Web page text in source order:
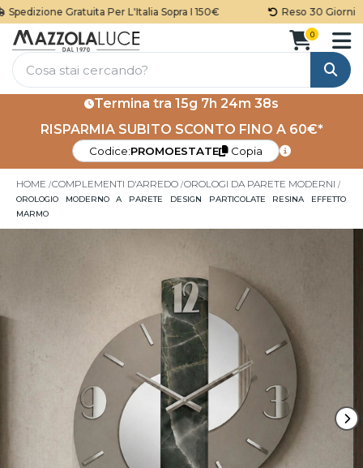
Gratuita Per L'Italia Sopra I 150€ Reso 30 Giorni
Cerca
0
Termina tra 15g 7h 24m 38s
RISPARMIA SUBITO SCONTO FINO A 60€*
Codice:PROMOESTATE Copia
HOME COMPLEMENTI D'ARREDO OROLOGI DA PARETE MODERNI
OROLOGIO MODERNO A PARETE DESIGN PARTICOLATE RESINA EFFETTO
MARMO